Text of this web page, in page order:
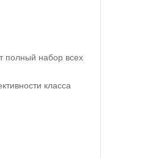
полный набор всех
класса